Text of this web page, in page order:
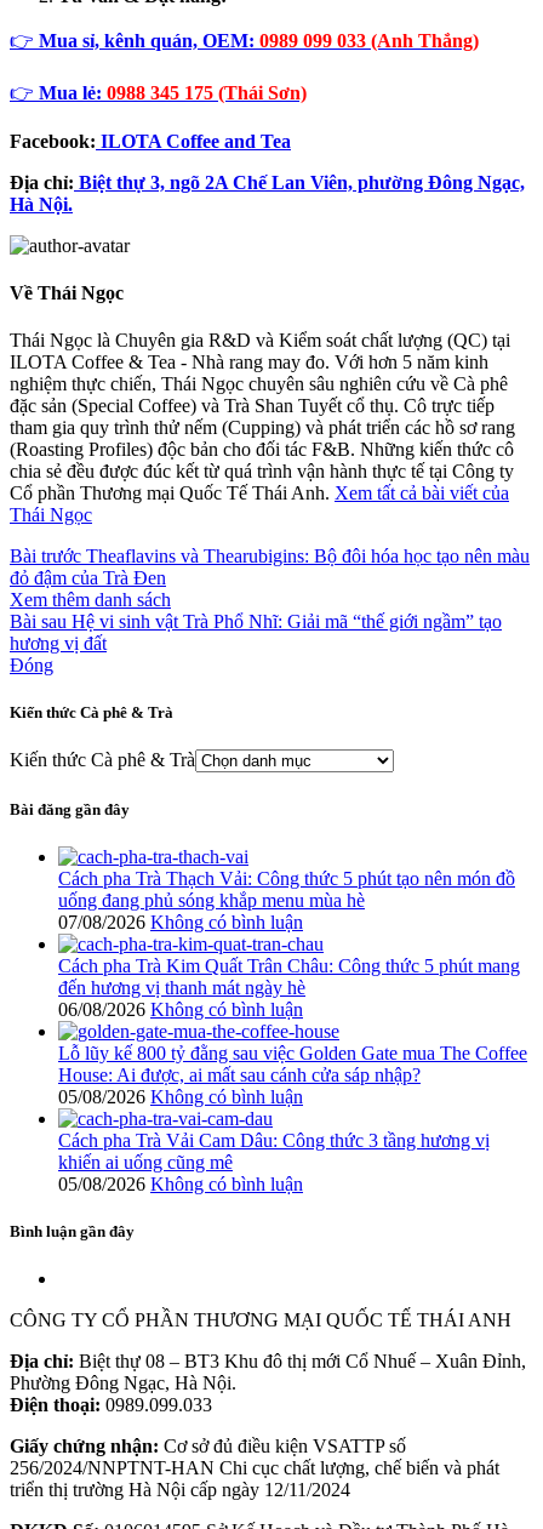
👉 Mua sỉ, kênh quán, OEM: 0989 099 033 (Anh Thắng)
👉 Mua lẻ: 0988 345 175 (Thái Sơn)
Facebook: ILOTA Coffee and Tea
Địa chỉ: Biệt thự 3, ngõ 2A Chế Lan Viên, phường Đông Ngạc,
Hà Nội.
Về Thái Ngọc
Thái Ngọc là Chuyên gia R&D và Kiểm soát chất lượng (QC) tại
ILOTA Coffee & Tea - Nhà rang may đo. Với hơn 5 năm kinh
nghiệm thực chiến, Thái Ngọc chuyên sâu nghiên cứu về Cà phê
đặc sản (Special Coffee) và Trà Shan Tuyết cổ thụ. Cô trực tiếp
tham gia quy trình thử nếm (Cupping) và phát triển các hồ sơ rang
(Roasting Profiles) độc bản cho đối tác F&B. Những kiến thức cô
chia sẻ đều được đúc kết từ quá trình vận hành thực tế tại Công ty
Cổ phần Thương mại Quốc Tế Thái Anh. Xem tất cả bài viết của
Thái Ngọc
Bài trước Theaflavins và Thearubigins: Bộ đôi hóa học tạo nên màu
đỏ đậm của Trà Đen
Xem thêm danh sách
Bài sau Hệ vi sinh vật Trà Phổ Nhĩ: Giải mã “thế giới ngầm” tạo
hương vị đất
Đóng
Kiến thức Cà phê & Trà
Kiến thức Cà phê & Trà
Bài đăng gần đây
Cách pha Trà Thạch Vải: Công thức 5 phút tạo nên món đồ
uống đang phủ sóng khắp menu mùa hè
07/08/2026 Không có bình luận
Cách pha Trà Kim Quất Trân Châu: Công thức 5 phút mang
đến hương vị thanh mát ngày hè
06/08/2026 Không có bình luận
Lỗ lũy kế 800 tỷ đằng sau việc Golden Gate mua The Coffee
House: Ai được, ai mất sau cánh cửa sáp nhập?
05/08/2026 Không có bình luận
Cách pha Trà Vải Cam Dâu: Công thức 3 tầng hương vị
khiến ai uống cũng mê
05/08/2026 Không có bình luận
Bình luận gần đây
CÔNG TY CỔ PHẦN THƯƠNG MẠI QUỐC TẾ THÁI ANH
Địa chỉ: Biệt thự 08 – BT3 Khu đô thị mới Cổ Nhuế – Xuân Đỉnh,
Phường Đông Ngạc, Hà Nội.
Điện thoại: 0989.099.033
Giấy chứng nhận: Cơ sở đủ điều kiện VSATTP số
256/2024/NNPTNT-HAN Chi cục chất lượng, chế biến và phát
triển thị trường Hà Nội cấp ngày 12/11/2024